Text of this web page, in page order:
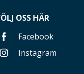
OSS HÄR
Facebook
Instagram